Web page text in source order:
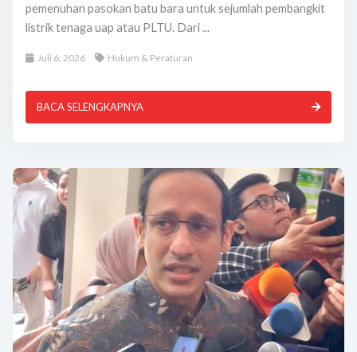
pemenuhan pasokan batu bara untuk sejumlah pembangkit
listrik tenaga uap atau PLTU. Dari ...
Juli 6, 2026 Hukum & Peraturan
BACA SELENGKAPNYA